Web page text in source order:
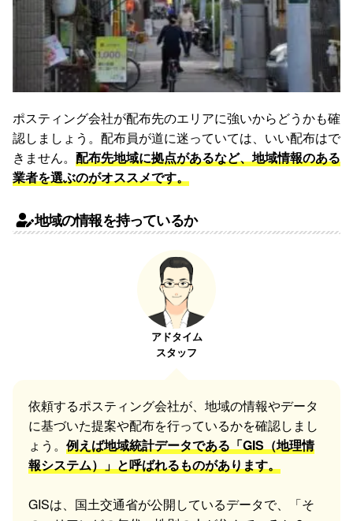
ポスティング会社が配布先のエリアに強いからどうかも確
認しましょう。配布員が道に迷っていては、いい配布はで
きません。 配布先地域に拠点があるなど、地域情報のある
業者を選ぶのがオススメです。
地域の情報を持っているか
依頼するポスティング会社が、地域の情報やデータ
に基づいた提案や配布を行っているかを確認しまし
ょう。 例えば地域統計データである「GIS（地理情
報システム）」と呼ばれるものがあります。
GISは、国土交通省が公開しているデータで、「そ
アドタイム
スタッフ